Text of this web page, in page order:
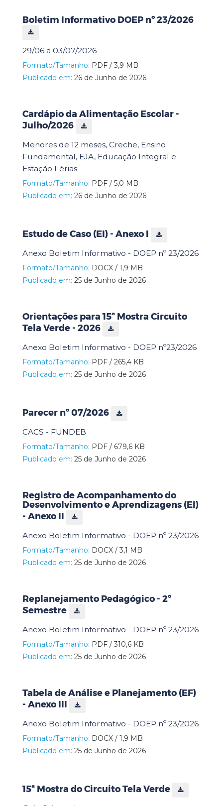
Boletim Informativo DOEP nº 23/2026
29/06 a 03/07/2026
Formato/Tamanho: PDF / 3,9 MB
Publicado em: 26 de Junho de 2026
Cardápio da Alimentação Escolar -
Julho/2026
Menores de 12 meses, Creche, Ensino
Fundamental, EJA, Educação Integral e
Estação Férias
Formato/Tamanho: PDF / 5,0 MB
Publicado em: 26 de Junho de 2026
Estudo de Caso (EI) - Anexo I
Anexo Boletim Informativo - DOEP nº 23/2026
Formato/Tamanho: DOCX / 1,9 MB
Publicado em: 25 de Junho de 2026
Orientações para 15ª Mostra Circuito
Tela Verde - 2026
Anexo Boletim Informativo - DOEP nº23/2026
Formato/Tamanho: PDF / 265,4 KB
Publicado em: 25 de Junho de 2026
Parecer nº 07/2026
CACS - FUNDEB
Formato/Tamanho: PDF / 679,6 KB
Publicado em: 25 de Junho de 2026
Registro de Acompanhamento do
Desenvolvimento e Aprendizagens (EI)
- Anexo II
Anexo Boletim Informativo - DOEP nº 23/2026
Formato/Tamanho: DOCX / 3,1 MB
Publicado em: 25 de Junho de 2026
Replanejamento Pedagógico - 2º
Semestre
Anexo Boletim Informativo - DOEP nº 23/2026
Formato/Tamanho: PDF / 310,6 KB
Publicado em: 25 de Junho de 2026
Tabela de Análise e Planejamento (EF)
- Anexo III
Anexo Boletim Informativo - DOEP nº 23/2026
Formato/Tamanho: DOCX / 1,9 MB
Publicado em: 25 de Junho de 2026
15ª Mostra do Circuito Tela Verde